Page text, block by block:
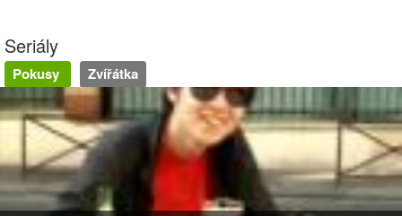
Seriály
Pokusy Zvířátka